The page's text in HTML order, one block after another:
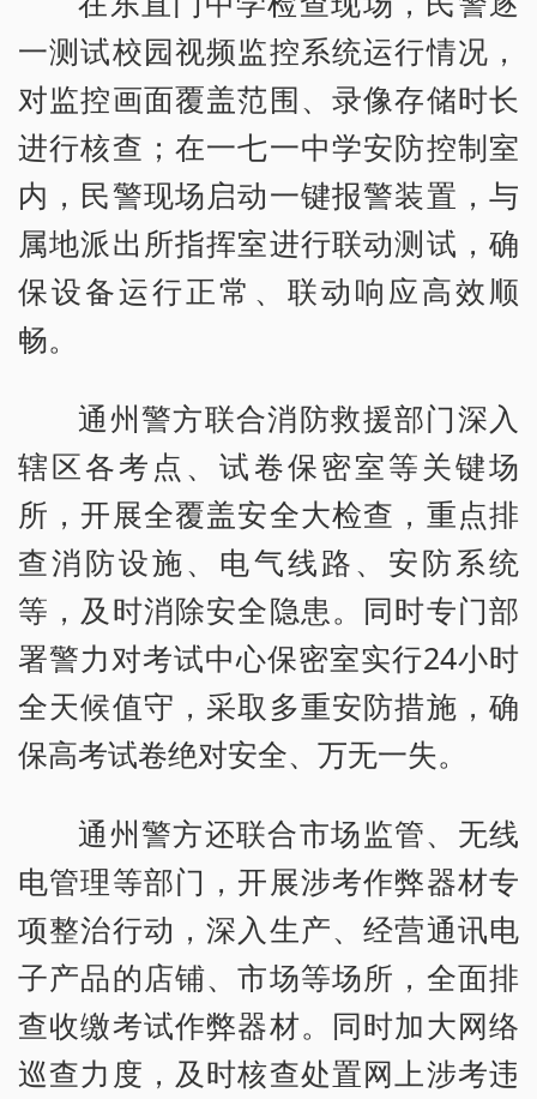
一测试校园视频监控系统运行情况，
对监控画面覆盖范围、录像存储时长
进行核查；在一七一中学安防控制室
内，民警现场启动一键报警装置，与
属地派出所指挥室进行联动测试，确
保设备运行正常、联动响应高效顺
畅。
通州警方联合消防救援部门深入
辖区各考点、试卷保密室等关键场
所，开展全覆盖安全大检查，重点排
查消防设施、电气线路、安防系统
等，及时消除安全隐患。同时专门部
署警力对考试中心保密室实行24小时
全天候值守，采取多重安防措施，确
保高考试卷绝对安全、万无一失。
通州警方还联合市场监管、无线
电管理等部门，开展涉考作弊器材专
项整治行动，深入生产、经营通讯电
子产品的店铺、市场等场所，全面排
查收缴考试作弊器材。同时加大网络
巡查力度，及时核查处置网上涉考违